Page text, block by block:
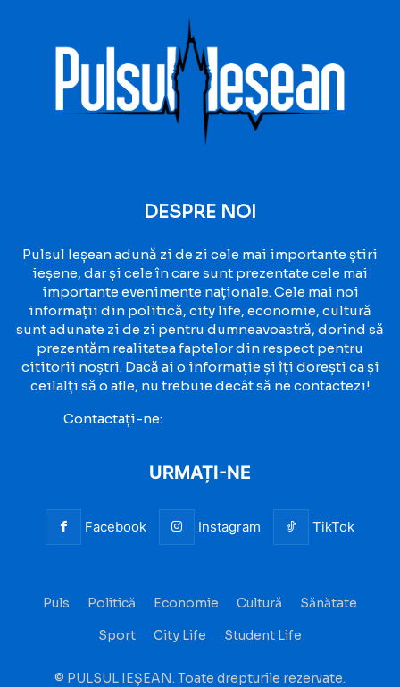
DESPRE NOI
Pulsul Ieșean adună zi de zi cele mai importante știri
ieșene, dar și cele în care sunt prezentate cele mai
importante evenimente naționale. Cele mai noi
informații din politică, city life, economie, cultură
sunt adunate zi de zi pentru dumneavoastră, dorind să
prezentăm realitatea faptelor din respect pentru
cititorii noștri. Dacă ai o informație și îți dorești ca și
ceilalți să o afle, nu trebuie decât să ne contactezi!
Contactați-ne:
URMAȚI-NE
Facebook Instagram TikTok
Puls Politică Economie Cultură
Sănătate
Sport
City Life Student Life
© PULSUL IEȘEAN. Toate drepturile rezervate.